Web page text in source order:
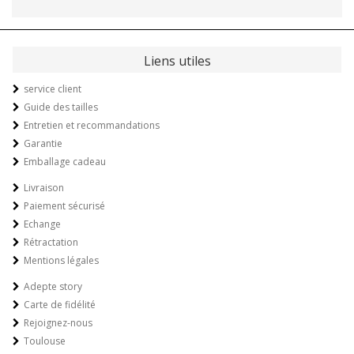
Liens utiles
service client
Guide des tailles
Entretien et recommandations
Garantie
Emballage cadeau
Livraison
Paiement sécurisé
Echange
Rétractation
Mentions légales
Adepte story
Carte de fidélité
Rejoignez-nous
Toulouse